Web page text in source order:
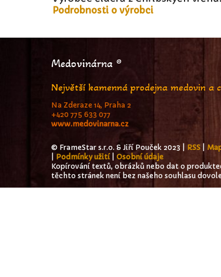
Podrobnosti o výrobci
Medovinárna ®
Největší kamenná prodejna medovin a
Na Zderaze 14, Praha 2
+420 775 633 077
www.medovinarna.cz
© FrameStar s.r.o. & Jiří Pouček 2023 | RSS
Podmínky užití| Osobní údaje
Kopírování textů, obrázků nebo dat o
těchto stránek není bez našeho souhlasu